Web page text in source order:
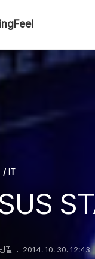
/ IT
필 2014. 10. 30. 12:43